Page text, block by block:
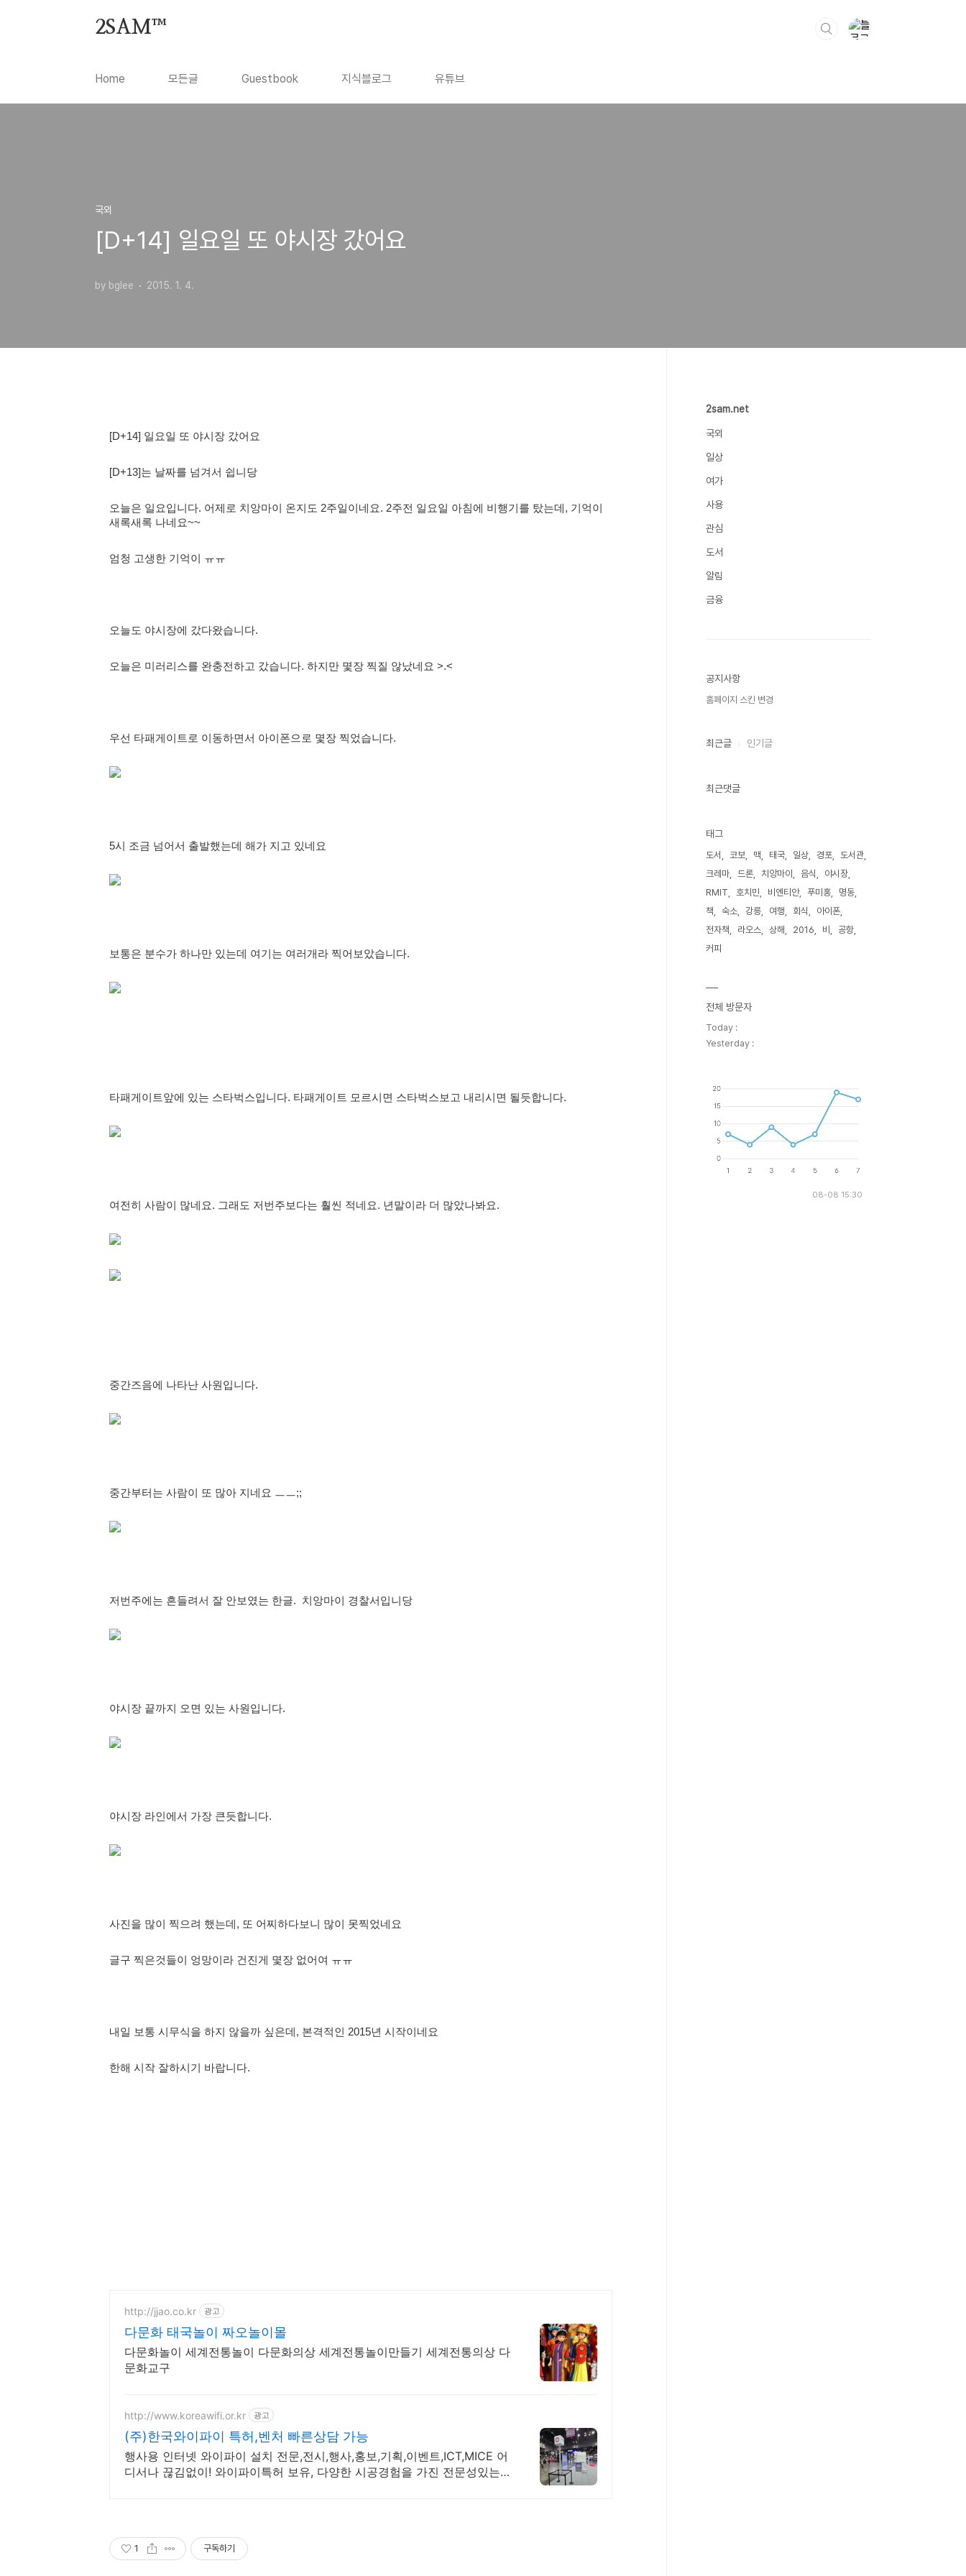
2SAM™
Home 모든글 Guestbook 지식블로그 유튜브
국외
[D+14] 일요일 또 야시장 갔어요
by bglee 2015. 1. 4.
[D+14] 일요일 또 야시장 갔어요
[D+13]는 날짜를 넘겨서 쉽니당
오늘은 일요입니다. 어제로 치앙마이 온지도 2주일이네요. 2주전 일요일 아침에 비행기를 탔는데, 기억이
새록새록 나네요~~
엄청 고생한 기억이 ㅠㅠ
오늘도 야시장에 갔다왔습니다.
오늘은 미러리스를 완충전하고 갔습니다. 하지만 몇장 찍질 않났네요 >.<
우선 타패게이트로 이동하면서 아이폰으로 몇장 찍었습니다.
5시 조금 넘어서 출발했는데 해가 지고 있네요
보통은 분수가 하나만 있는데 여기는 여러개라 찍어보았습니다.
타패게이트앞에 있는 스타벅스입니다. 타패게이트 모르시면 스타벅스보고 내리시면 될듯합니다.
여전히 사람이 많네요. 그래도 저번주보다는 훨씬 적네요. 년말이라 더 많았나봐요.
중간즈음에 나타난 사원입니다.
중간부터는 사람이 또 많아 지네요 ㅡㅡ;;
저번주에는 흔들려서 잘 안보였는 한글. 치앙마이 경찰서입니당
야시장 끝까지 오면 있는 사원입니다.
야시장 라인에서 가장 큰듯합니다.
사진을 많이 찍으려 했는데, 또 어찌하다보니 많이 못찍었네요
글구 찍은것들이 엉망이라 건진게 몇장 없어여 ㅠㅠ
내일 보통 시무식을 하지 않을까 싶은데, 본격적인 2015년 시작이네요
한해 시작 잘하시기 바랍니다.
http://jjao.co.kr 광고
다문화 태국놀이 짜오놀이몰
다문화놀이 세계전통놀이 다문화의상 세계전통놀이만들기 세계전통의상 다
문화교구
http://www.koreawifi.or.kr 광고
(주)한국와이파이 특허,벤처 빠른상담 가능
행사용 인터넷 와이파이 설치 전문,전시,행사,홍보,기획,이벤트,ICT,MICE 어
디서나 끊김없이! 와이파이특허 보유, 다양한 시공경험을 가진 전문성있는
1 구독하기
2sam.net
국외
일상
여가
사용
관심
도서
알림
금융
공지사항
홈페이지 스킨 변경
최근글 인기글
최근댓글
태그
도서 코보 맥 태국 일상 경포
도서관
크레마
드론 치앙마이 음식
야시장
RMIT
호치민 비엔티안 푸미홍
명동
책
숙소 강릉 여행 회식
아이폰
전자책
라오스 상해 2016 비
공항
커피
전체 방문자
Today :
Yesterday :
08-08 15:30